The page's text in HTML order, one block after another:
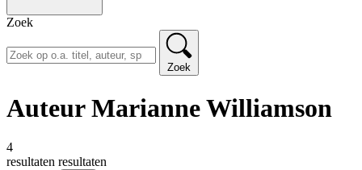
Zoek
Zoek
Auteur Marianne Williamson
4
resultaten resultaten